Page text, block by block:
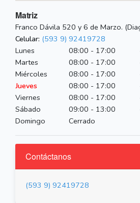
Matriz
Franco Dávila 520 y 6 de Marzo.
Celular: (593 9) 92419728
Lunes
08:00 - 17:00
Martes
08:00 - 17:00
Miércoles
08:00 - 17:00
Jueves
08:00 - 17:00
Viernes
08:00 - 17:00
Sábado
09:00 - 13:00
Domingo
Cerrado
Contáctanos
(593 9) 92419728